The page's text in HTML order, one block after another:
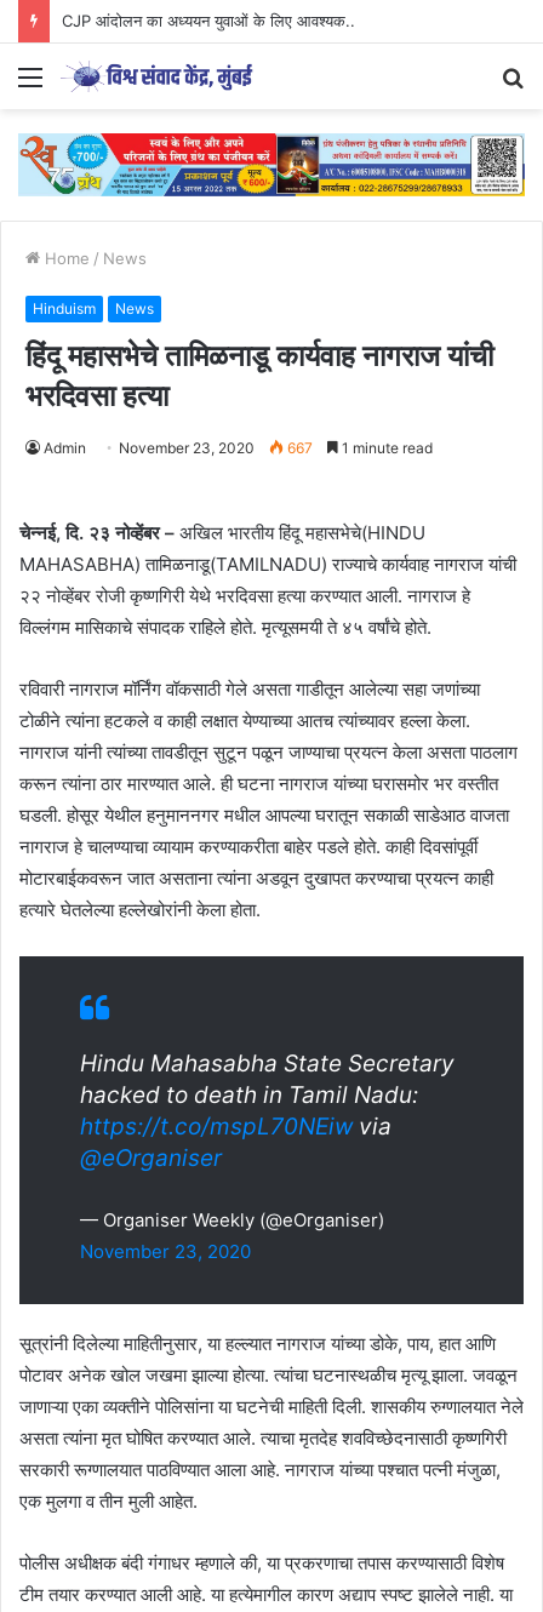
CJP आंदोलन का अध्ययन युवाओं के लिए आवश्यक..
Menu
Home / News
Hinduism News
हिंदू महासभेचे तामिळनाडू कार्यवाह नागराज यांची
भरदिवसा हत्या
Admin November 23, 2020 667 1 minute read
चेन्नई, दि. २३ नोव्हेंबर – अखिल भारतीय हिंदू महासभेचे(HINDU
MAHASABHA) तामिळनाडू(TAMILNADU) राज्याचे कार्यवाह नागराज यांची
२२ नोव्हेंबर रोजी कृष्णगिरी येथे भरदिवसा हत्या करण्यात आली. नागराज हे
विल्लंगम मासिकाचे संपादक राहिले होते. मृत्यूसमयी ते ४५ वर्षांचे होते.
रविवारी नागराज मॉर्निंग वॉकसाठी गेले असता गाडीतून आलेल्या सहा जणांच्या
टोळीने त्यांना हटकले व काही लक्षात येण्याच्या आतच त्यांच्यावर हल्ला केला.
नागराज यांनी त्यांच्या तावडीतून सुटून पळून जाण्याचा प्रयत्न केला असता पाठलाग
करून त्यांना ठार मारण्यात आले. ही घटना नागराज यांच्या घरासमोर भर वस्तीत
घडली. होसूर येथील हनुमाननगर मधील आपल्या घरातून सकाळी साडेआठ वाजता
नागराज हे चालण्याचा व्यायाम करण्याकरीता बाहेर पडले होते. काही दिवसांपूर्वी
मोटारबाईकवरून जात असताना त्यांना अडवून दुखापत करण्याचा प्रयत्न काही
हत्यारे घेतलेल्या हल्लेखोरांनी केला होता.
Hindu Mahasabha State Secretary
hacked to death in Tamil Nadu:
https://t.co/mspL70NEiwvia
@eOrganiser
— Organiser Weekly (@eOrganiser)
November 23, 2020
सूत्रांनी दिलेल्या माहितीनुसार, या हल्ल्यात नागराज यांच्या डोके, पाय, हात आणि
पोटावर अनेक खोल जखमा झाल्या होत्या. त्यांचा घटनास्थळीच मृत्यू झाला. जवळून
जाणाऱ्या एका व्यक्तीने पोलिसांना या घटनेची माहिती दिली. शासकीय रुग्णालयात नेले
असता त्यांना मृत घोषित करण्यात आले. त्याचा मृतदेह शवविच्छेदनासाठी कृष्णगिरी
सरकारी रूग्णालयात पाठविण्यात आला आहे. नागराज यांच्या पश्चात पत्नी मंजुळा,
एक मुलगा व तीन मुली आहेत.
पोलीस अधीक्षक बंदी गंगाधर म्हणाले की, या प्रकरणाचा तपास करण्यासाठी विशेष
टीम तयार करण्यात आली आहे. या हत्येमागील कारण अद्याप स्पष्ट झालेले नाही. या